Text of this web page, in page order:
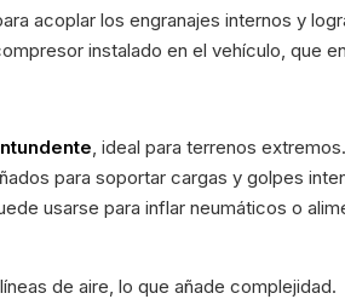
acoplar los engranajes internos y
instalado en el vehículo, que
, ideal para terrenos extremos.
para soportar cargas y golpes
usarse para inflar neumáticos o
de aire, lo que añade complejidad.